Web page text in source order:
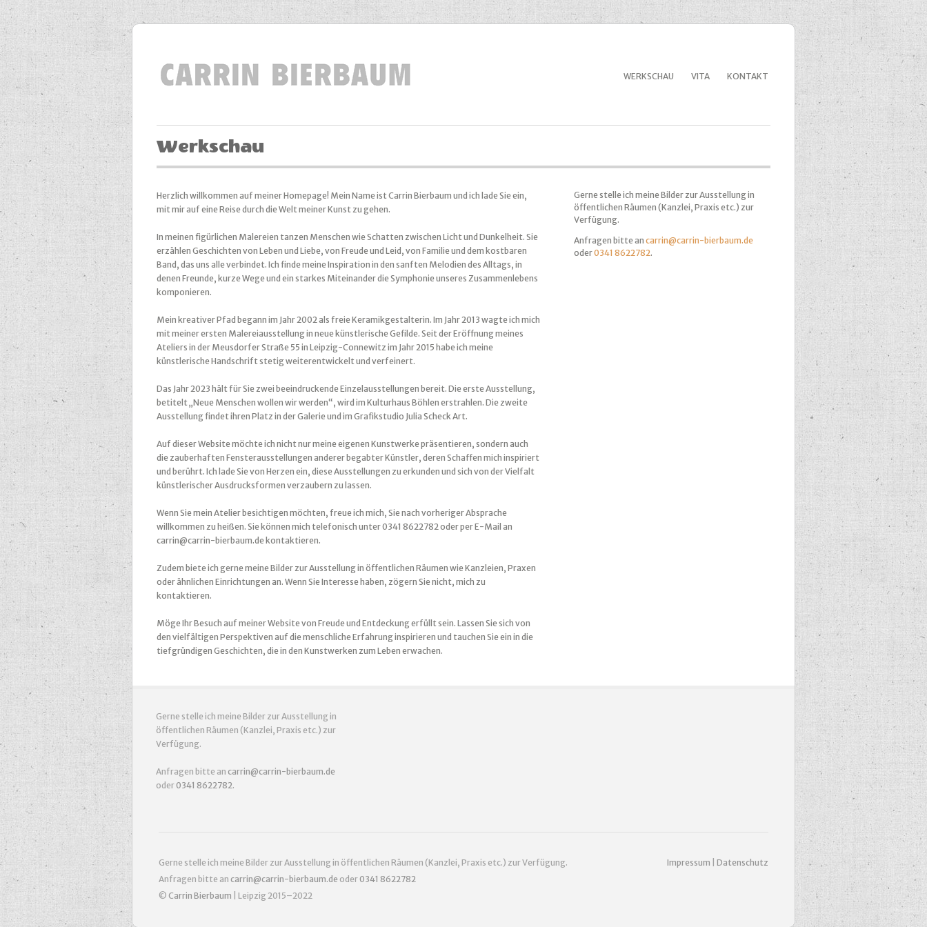
WERKSCHAU VITA KONTAKT
Werkschau
Herzlich willkommen auf meiner Homepage! Mein Name ist Carrin Bierbaum und ich lade Sie ein,
mit mir auf eine Reise durch die Welt meiner Kunst zu gehen.
In meinen figürlichen Malereien tanzen Menschen wie Schatten zwischen Licht und Dunkelheit. Sie
erzählen Geschichten von Leben und Liebe, von Freude und Leid, von Familie und dem kostbaren
Band, das uns alle verbindet. Ich finde meine Inspiration in den sanften Melodien des Alltags, in
denen Freunde, kurze Wege und ein starkes Miteinander die Symphonie unseres Zusammenlebens
komponieren.
Mein kreativer Pfad begann im Jahr 2002 als freie Keramikgestalterin. Im Jahr 2013 wagte ich mich
mit meiner ersten Malereiausstellung in neue künstlerische Gefilde. Seit der Eröffnung meines
Ateliers in der Meusdorfer Straße 55 in Leipzig-Connewitz im Jahr 2015 habe ich meine
künstlerische Handschrift stetig weiterentwickelt und verfeinert.
Das Jahr 2023 hält für Sie zwei beeindruckende Einzelausstellungen bereit. Die erste Ausstellung,
betitelt „Neue Menschen wollen wir werden“, wird im Kulturhaus Böhlen erstrahlen. Die zweite
Ausstellung findet ihren Platz in der Galerie und im Grafikstudio Julia Scheck Art.
Auf dieser Website möchte ich nicht nur meine eigenen Kunstwerke präsentieren, sondern auch
die zauberhaften Fensterausstellungen anderer begabter Künstler, deren Schaffen mich inspiriert
und berührt. Ich lade Sie von Herzen ein, diese Ausstellungen zu erkunden und sich von der Vielfalt
künstlerischer Ausdrucksformen verzaubern zu lassen.
Wenn Sie mein Atelier besichtigen möchten, freue ich mich, Sie nach vorheriger Absprache
willkommen zu heißen. Sie können mich telefonisch unter 0341 8622782 oder per E-Mail an
carrin@carrin-bierbaum.de kontaktieren.
Zudem biete ich gerne meine Bilder zur Ausstellung in öffentlichen Räumen wie Kanzleien, Praxen
oder ähnlichen Einrichtungen an. Wenn Sie Interesse haben, zögern Sie nicht, mich zu
kontaktieren.
Möge Ihr Besuch auf meiner Website von Freude und Entdeckung erfüllt sein. Lassen Sie sich von
den vielfältigen Perspektiven auf die menschliche Erfahrung inspirieren und tauchen Sie ein in die
tiefgründigen Geschichten, die in den Kunstwerken zum Leben erwachen.
Gerne stelle ich meine Bilder zur Ausstellung in
öffentlichen Räumen (Kanzlei, Praxis etc.) zur
Verfügung.
Anfragen bitte an carrin@carrin-bierbaum.de
oder0341 8622782.
Gerne stelle ich meine Bilder zur Ausstellung in
öffentlichen Räumen (Kanzlei, Praxis etc.) zur
Verfügung.
Anfragen bitte an carrin@carrin-bierbaum.de
oder0341 8622782.
Gerne stelle ich meine Bilder zur Ausstellung in öffentlichen Räumen (Kanzlei, Praxis etc.) zur Verfügung.
Anfragen bitte ancarrin@carrin-bierbaum.de oder0341 8622782
©Carrin Bierbaum | Leipzig 2015–2022
Impressum Datenschutz